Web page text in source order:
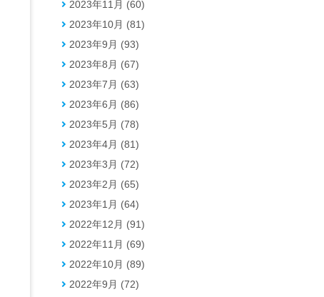
2023年11月 (60)
2023年10月 (81)
2023年9月 (93)
2023年8月 (67)
2023年7月 (63)
2023年6月 (86)
2023年5月 (78)
2023年4月 (81)
2023年3月 (72)
2023年2月 (65)
2023年1月 (64)
2022年12月 (91)
2022年11月 (69)
2022年10月 (89)
2022年9月 (72)